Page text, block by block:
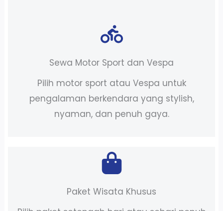
Sewa Motor Sport dan Vespa
Pilih motor sport atau Vespa untuk
pengalaman berkendara yang stylish,
nyaman, dan penuh gaya.
Paket Wisata Khusus